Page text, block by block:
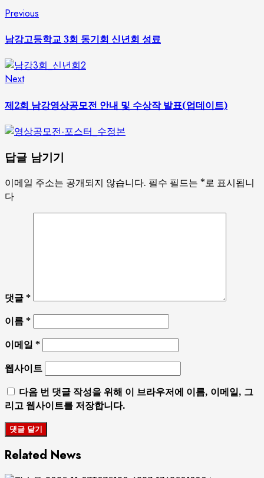
Post
navigation
Previous
남강고등학교 3회 동기회 신년회 성료
NextNext
제2회 남강영상공모전 안내 및 수상작 발표(업데이트)
답글 남기기
이메일 주소는 공개되지 않습니다. 필수 필드는 *로 표시됩니
다
댓글*
이름*
이메일 *
웹사이트
다음 번 댓글 작성을 위해 이 브라우저에 이름, 이메일, 그
리고 웹사이트를 저장합니다.
Related News